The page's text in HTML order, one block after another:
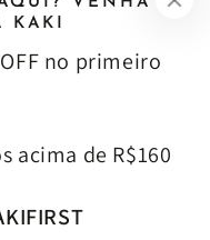
KAKI
no primeiro
acima de R$160